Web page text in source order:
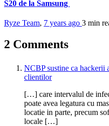
S20 de la Samsung
Ryze Team, 7 years ago 3 min
2 Comments
NCBP sustine ca hackerii
clientilor
[…] care intervalul de
poate avea legatura cu
locatie in parte, precum
locale […]